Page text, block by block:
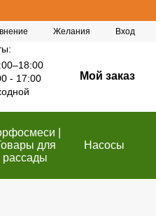
Желания Вход
- 17:00
Мой заказ
|
для
рассады
Насосы